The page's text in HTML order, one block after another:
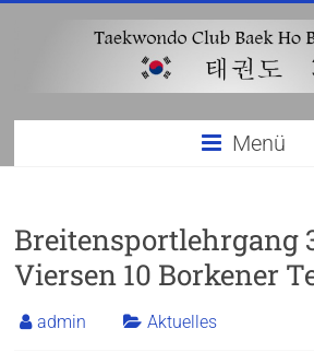
Taekwondo
Club
Ho
Borken
e.V
Menü
Breitensportlehrgang
Viersen 10 Borkener
admin Aktuelles